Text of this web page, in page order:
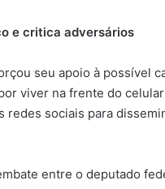
e critica adversários
seu apoio à possível
viver na frente do
redes sociais para
entre o deputado